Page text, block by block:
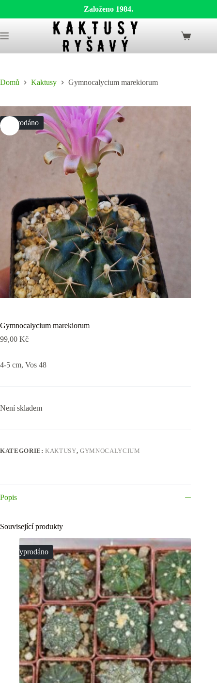
Založeno 1984.
to
content
Shopping
Domů Kaktusy Gymnocalycium marekiorum
Vyprodáno
Gymnocalycium marekiorum
99,00 Kč
4-5 cm, Vos 48
Není skladem
KATEGORIE:KAKTUSY,GYMNOCALYCIUM
Popis
Související produkty
Vyprodáno